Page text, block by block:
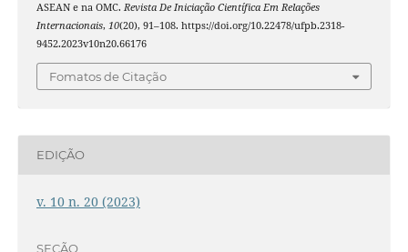
ASEAN e na OMC. Revista De Iniciação Científica Em Relações
Internacionais, 10(20), 91–108. https://doi.org/10.22478/ufpb.2318-
9452.2023v10n20.66176
Fomatos de Citação
EDIÇÃO
v. 10 n. 20 (2023)
SEÇÃO